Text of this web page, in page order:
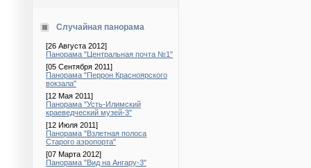
Случайная панорама
[26 Августа 2012]
Панорама "Центральная почта №1"
[05 Сентября 2011]
Панорама "Перрон Красноярского
вокзала"
[12 Мая 2011]
Панорама "Усть-Илимский
краеведческий музей-3"
[12 Июля 2011]
Панорама "Взлетная полоса
Старого аэропорта"
[07 Марта 2012]
Панорама "Вид на Ангару-3"